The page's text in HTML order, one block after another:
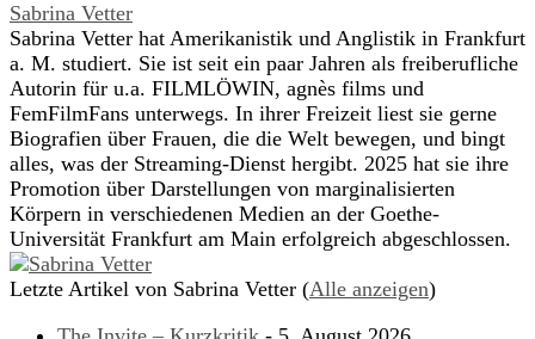
Sabrina Vetter
Sabrina Vetter hat Amerikanistik und Anglistik in Frankfurt
a. M. studiert. Sie ist seit ein paar Jahren als freiberufliche
Autorin für u.a. FILMLÖWIN, agnès films und
FemFilmFans unterwegs. In ihrer Freizeit liest sie gerne
Biografien über Frauen, die die Welt bewegen, und bingt
alles, was der Streaming-Dienst hergibt. 2025 hat sie ihre
Promotion über Darstellungen von marginalisierten
Körpern in verschiedenen Medien an der Goethe-
Universität Frankfurt am Main erfolgreich abgeschlossen.
Letzte Artikel von Sabrina Vetter (Alle anzeigen)